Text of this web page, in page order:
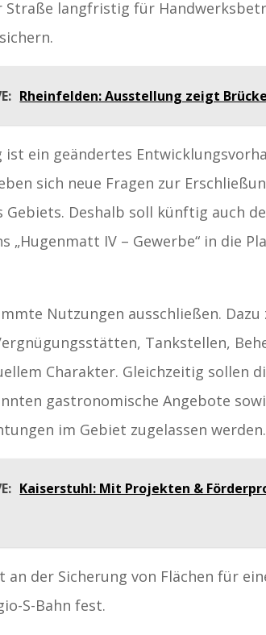
Straße langfristig für
Rheinfelden: Ausstellung zeigt
ein geändertes
sich neue Fragen zur
Deshalb soll künftig auch
„Hugenmatt IV – Gewerbe“ in die
Nutzungen ausschließen.
Tankstellen,
Charakter. Gleichzeitig sollen
gastronomische Angebote
im Gebiet zugelassen werden.
Kaiserstuhl: Mit Projekten &
der Sicherung von Flächen für
S-Bahn fest.